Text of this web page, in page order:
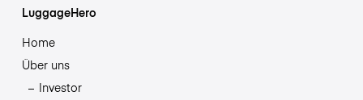
LuggageHero
Home
Über uns
Investor